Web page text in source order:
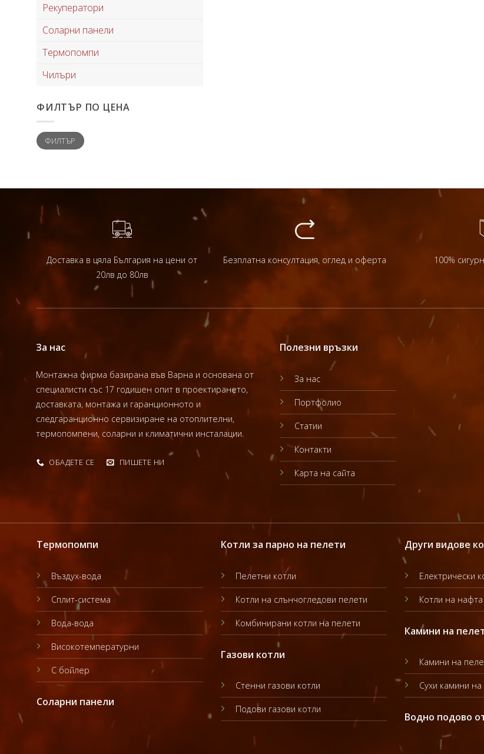
Рекуператори
Соларни панели
Термопомпи
Чилъри
ФИЛТЪР ПО ЦЕНА
Минимална
цена
Максимална
ценаФИЛТЪР
Доставка в цяла България на цени от
20лв до 80лв
Безплатна консултация, оглед и оферта 100%
За нас
Монтажна фирма базирана във Варна и основана от
специалисти със 17 годишен опит в проектирането,
доставката, монтажа и гаранционното и
следгаранционно сервизиране на отоплителни,
термопомпени, соларни и климатични инсталации.
ОБАДЕТЕ СЕ ПИШЕТЕ НИ
Полезни връзки
За нас
Портфолио
Статии
Контакти
Карта на сайта
Термопомпи
Въздух-вода
Сплит-система
Вода-вода
Високотемпературни
С бойлер
Соларни панели
Котли за парно на пелети
Пелетни котли
Котли на слънчогледови пелети
Комбинирани котли на пелети
Газови котли
Стенни газови котли
Подови газови котли
Други видове
Електрически
Котли на нафта
Камини на
Камини на
Сухи камини на
Водно подово